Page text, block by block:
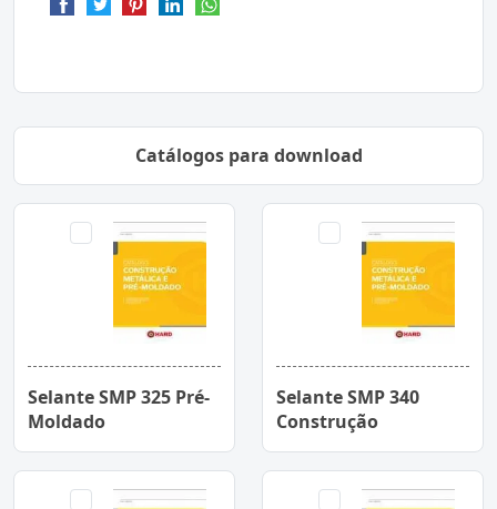
Catálogos para download
Selante SMP 325 Pré-
Moldado
Selante SMP 340
Construção